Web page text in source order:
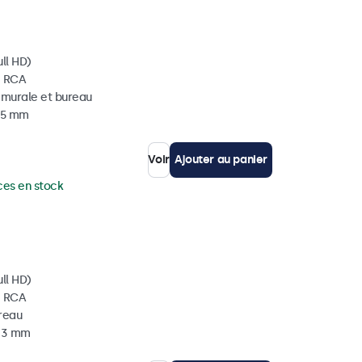
HD)
RCA
et bureau
mm
Voir Ajouter au panier
en stock
HD)
RCA
mm